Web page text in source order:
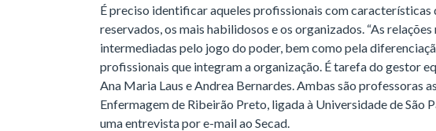
É preciso identificar aqueles profissionais com características
reservados, os mais habilidosos e os organizados. “As
intermediadas pelo jogo do poder, bem como pela
profissionais que integram a organização. É tarefa do gestor
Ana Maria Laus e Andrea Bernardes. Ambas são professoras
Enfermagem de Ribeirão Preto, ligada à Universidade de São
uma entrevista por e-mail ao Secad.